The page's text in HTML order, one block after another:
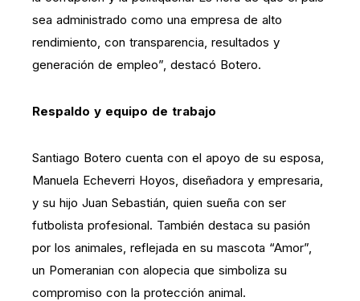
sea administrado como una empresa de alto
rendimiento, con transparencia, resultados y
generación de empleo”, destacó Botero.
Respaldo y equipo de trabajo
Santiago Botero cuenta con el apoyo de su esposa,
Manuela Echeverri Hoyos, diseñadora y empresaria,
y su hijo Juan Sebastián, quien sueña con ser
futbolista profesional. También destaca su pasión
por los animales, reflejada en su mascota “Amor”,
un Pomeranian con alopecia que simboliza su
compromiso con la protección animal.